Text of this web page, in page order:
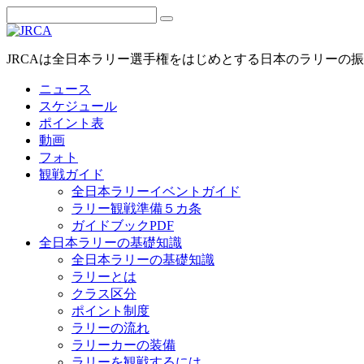
JRCAは全日本ラリー選手権をはじめとする日本のラリーの
ニュース
スケジュール
ポイント表
動画
フォト
観戦ガイド
全日本ラリーイベントガイド
ラリー観戦準備５カ条
ガイドブックPDF
全日本ラリーの基礎知識
全日本ラリーの基礎知識
ラリーとは
クラス区分
ポイント制度
ラリーの流れ
ラリーカーの装備